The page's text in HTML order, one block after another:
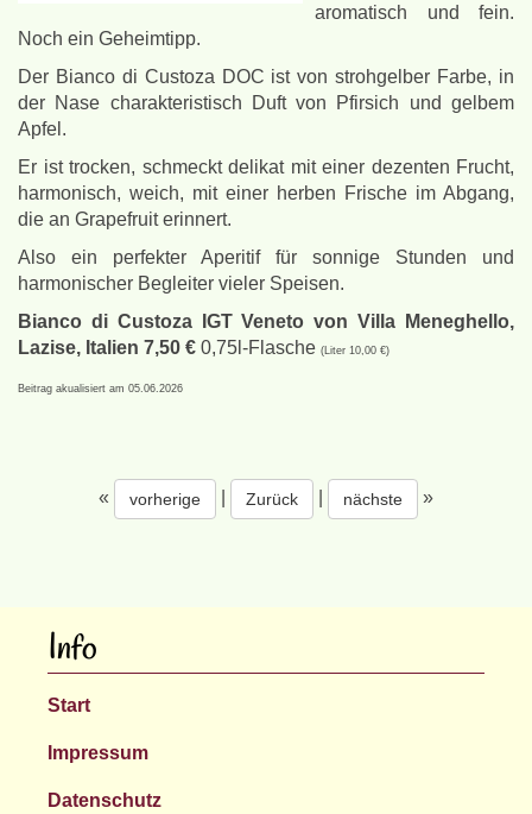
aromatisch und fein.
Noch ein Geheimtipp.
Der Bianco di Custoza DOC ist von strohgelber Farbe, in
der Nase charakteristisch Duft von Pfirsich und gelbem
Apfel.
Er ist trocken, schmeckt delikat mit einer dezenten Frucht,
harmonisch, weich, mit einer herben Frische im Abgang,
die an Grapefruit erinnert.
Also ein perfekter Aperitif für sonnige Stunden und
harmonischer Begleiter vieler Speisen.
Bianco di Custoza IGT Veneto von Villa Meneghello,
Lazise, Italien 7,50 € 0,75l-Flasche (Liter 10,00 €)
Beitrag akualisiert am 05.06.2026
« vorherige Zurück nächste »
Info
Start
Impressum
Datenschutz